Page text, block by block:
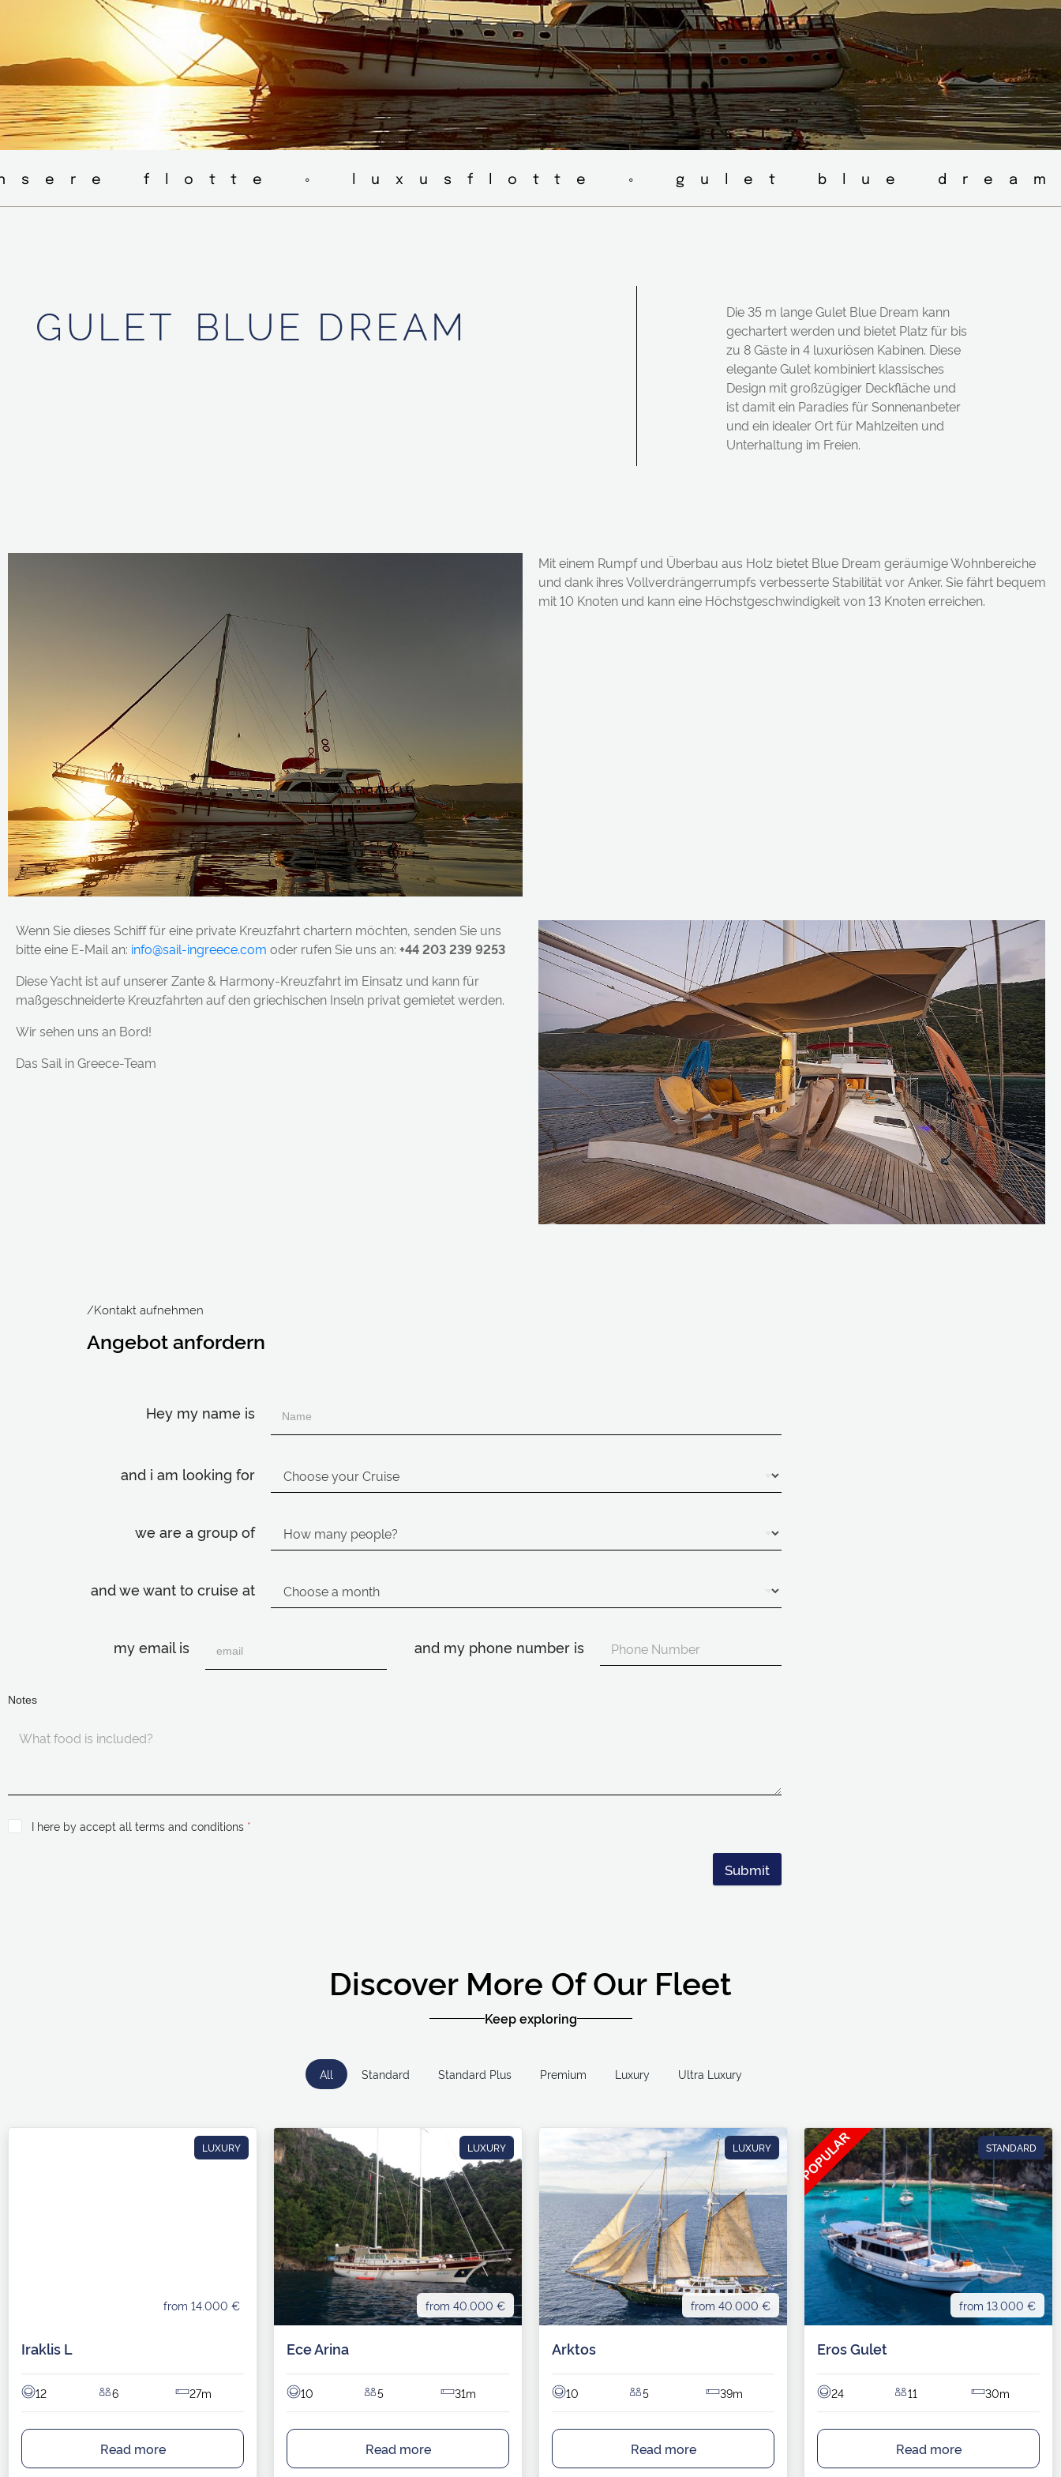
flotte ◦ luxusflotte ◦ gulet blue
GULET BLUE DREAM
Die 35 m lange Gulet Blue Dream kann
gechartert werden und bietet Platz für bis
zu 8 Gäste in 4 luxuriösen Kabinen. Diese
elegante Gulet kombiniert klassisches
Design mit großzügiger Deckfläche und
ist damit ein Paradies für Sonnenanbeter
und ein idealer Ort für Mahlzeiten und
Unterhaltung im Freien.
Mit einem Rumpf und Überbau aus Holz bietet Blue Dream geräumige Wohnbereiche
und dank ihres Vollverdrängerrumpfs verbesserte Stabilität vor Anker. Sie fährt bequem
mit 10 Knoten und kann eine Höchstgeschwindigkeit von 13 Knoten erreichen.
Wenn Sie dieses Schiff für eine private Kreuzfahrt chartern möchten, senden Sie uns
bitte eine E-Mail an: info@sail-ingreece.com oder rufen Sie uns an: +44 203 239 9253
Diese Yacht ist auf unserer Zante & Harmony-Kreuzfahrt im Einsatz und kann für
maßgeschneiderte Kreuzfahrten auf den griechischen Inseln privat gemietet werden.
Wir sehen uns an Bord!
Das Sail in Greece-Team
/Kontakt aufnehmen
Angebot anfordern
Hey my name is
and i am looking for
we are a group of
and we want to cruise at
my email is and my phone number is
Notes
I here by accept all terms and conditions *
Submit
Discover More Of Our Fleet
Keep exploring
All Standard Standard Plus Premium Luxury Ultra Luxury
LUXURY
from 14.000 €
Iraklis L
12 6 27m
Read more
LUXURY
from 40.000 €
Ece Arina
10 5 31m
Read more
LUXURY
from 40.000 €
Arktos
10 5 39m
Read more
STANDARD
from 13.000 €
Eros Gulet
24 11 30m
Read more